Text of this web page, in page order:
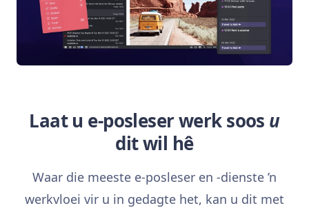
Laat u e-posleser werk soos u
dit wil hê
Waar die meeste e-posleser en -dienste ’n
werkvloei vir u in gedagte het, kan u dit met